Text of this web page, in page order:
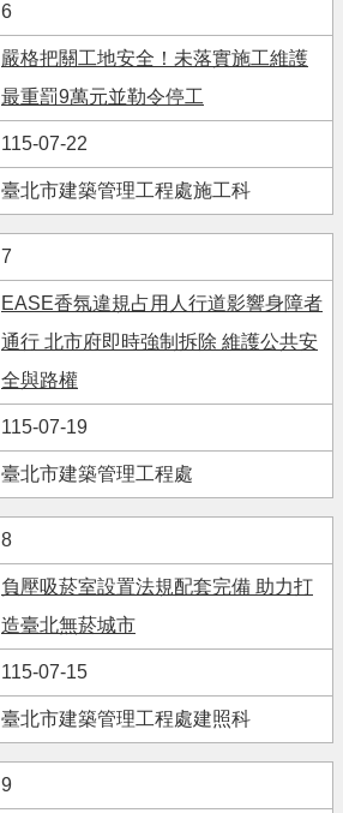
6
嚴格把關工地安全！未落實施工維護
最重罰9萬元並勒令停工
115-07-22
臺北市建築管理工程處施工科
7
EASE香氛違規占用人行道影響身障者
通行 北市府即時強制拆除 維護公共安
全與路權
115-07-19
臺北市建築管理工程處
8
負壓吸菸室設置法規配套完備 助力打
造臺北無菸城市
115-07-15
臺北市建築管理工程處建照科
9